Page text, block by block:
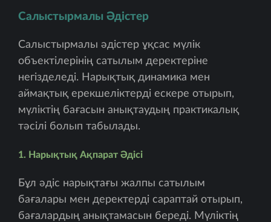
Салыстырмалы Әдістер
Салыстырмалы әдістер ұқсас мүлік
объектілерінің сатылым деректеріне
негізделеді. Нарықтық динамика мен
аймақтық ерекшеліктерді ескере отырып,
мүліктің бағасын анықтаудың практикалық
тәсілі болып табылады.
1. Нарықтық Ақпарат Әдісі
Бұл әдіс нарықтағы жалпы сатылым
бағалары мен деректерді сараптай отырып,
бағалардың анықтамасын береді. Мүліктің